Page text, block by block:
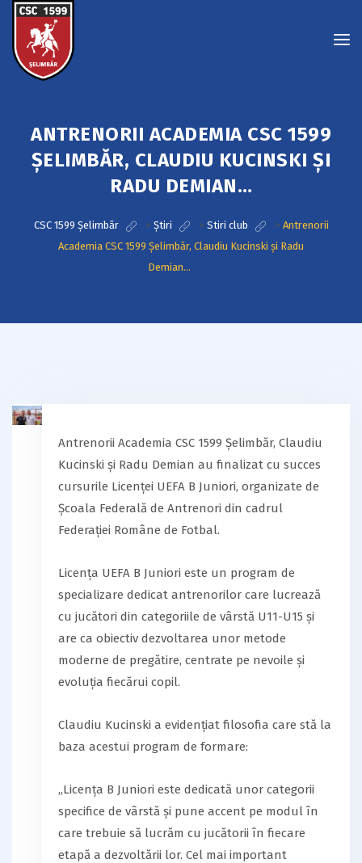
ANTRENORII ACADEMIA CSC 1599
ȘELIMBĂR, CLAUDIU KUCINSKI ȘI
RADU DEMIAN…
CSC 1599 Șelimbăr > Știri > Stiri club > Antrenorii
Academia CSC 1599 Șelimbăr, Claudiu Kucinski și Radu
Demian…
Antrenorii Academia CSC 1599 Șelimbăr, Claudiu
Kucinski și Radu Demian au finalizat cu succes
cursurile Licenței UEFA B Juniori, organizate de
Școala Federală de Antrenori din cadrul
Federației Române de Fotbal.
Licența UEFA B Juniori este un program de
specializare dedicat antrenorilor care lucrează
cu jucători din categoriile de vârstă U11-U15 și
are ca obiectiv dezvoltarea unor metode
moderne de pregătire, centrate pe nevoile și
evoluția fiecărui copil.
Claudiu Kucinski a evidențiat filosofia care stă la
baza acestui program de formare:
„Licența B Juniori este dedicată unor categorii
specifice de vârstă și pune accent pe modul în
care trebuie să lucrăm cu jucătorii în fiecare
etapă a dezvoltării lor. Cel mai important